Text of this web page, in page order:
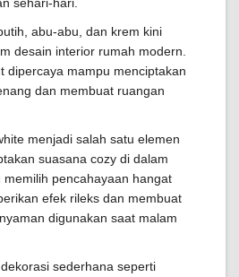
abu-abu, dan krem kini
desain interior rumah modern.
dipercaya mampu menciptakan
dan membuat ruangan
menjadi salah satu elemen
suasana cozy di dalam
pencahayaan hangat
efek rileks dan membuat
digunakan saat malam
sederhana seperti